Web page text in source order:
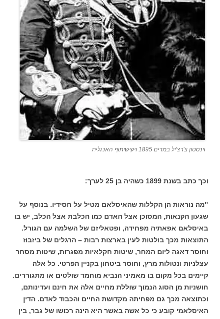
וינסטון צ'רצ'יל במדים 1895 ויקישיתוף האנגלית
וכך כתב בשנת 1899 כשהיה בן 25 לערך:
"מה נוראות הן הקללות שהאיסלאם מטיל על חסידיו. בנוסף על
שגעון הקנאות, המסוכן אצל האדם כמו הכלבת אצל הכלב, יש בו
באיסלאם אפאתיה מפחידה, ופטאליזם של השלמה עם הגורל.
התוצאות מכך בולטות לעין בארצות רבות – הרגלים של ביזבוז
וחוסר דאגה ליום המחר, שיטות חקלאיות מפגרות, שיטות מסחר
עצלניות ונטולות מרץ, וחוסר ביטחון בקניין הפרטי. כל אלה
קיימים בכל מקום בו מאמיני הנביא מוחמד שולטים או מתגוררים.
חושניות מן הסוג הנמוך שוללת מחיים אלה את חינם ועדינותם,
וכתוצאה מכך גם מפחיתה מקדושת החיים והכבוד לאדם. הדין
האיסלאמי קובע כי כל אשה באשר היא הינה רכושו של גבר, בין